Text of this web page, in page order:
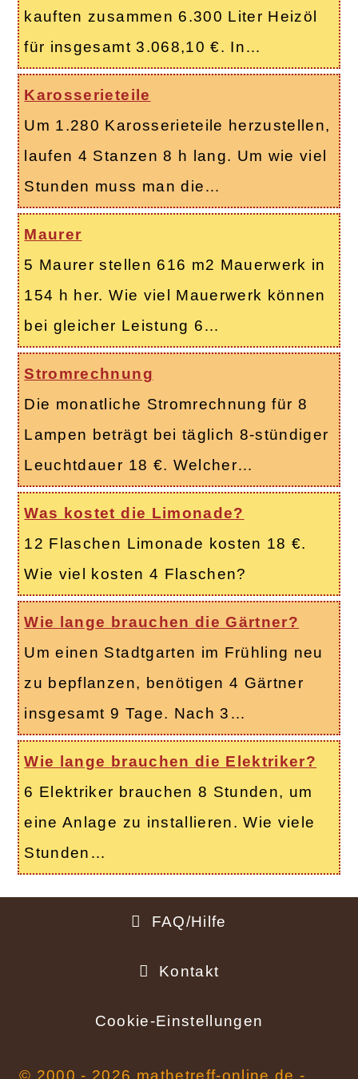
kauften zusammen 6.300 Liter Heizöl
für insgesamt 3.068,10 €. In…
Karosserieteile
Um 1.280 Karosserieteile herzustellen,
laufen 4 Stanzen 8 h lang. Um wie viel
Stunden muss man die…
Maurer
5 Maurer stellen 616 m2 Mauerwerk in
154 h her. Wie viel Mauerwerk können
bei gleicher Leistung 6…
Stromrechnung
Die monatliche Stromrechnung für 8
Lampen beträgt bei täglich 8-stündiger
Leuchtdauer 18 €. Welcher…
Was kostet die Limonade?
12 Flaschen Limonade kosten 18 €.
Wie viel kosten 4 Flaschen?
Wie lange brauchen die Gärtner?
Um einen Stadtgarten im Frühling neu
zu bepflanzen, benötigen 4 Gärtner
insgesamt 9 Tage. Nach 3…
Wie lange brauchen die Elektriker?
6 Elektriker brauchen 8 Stunden, um
eine Anlage zu installieren. Wie viele
Stunden…
Fußbereich
FAQ/Hilfe
Kontakt
Cookie-Einstellungen